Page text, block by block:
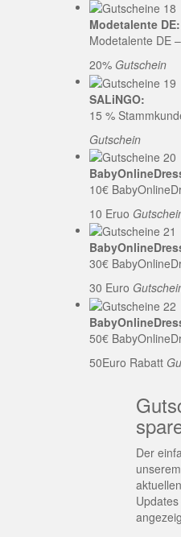
Modetalente DE:
Modetalente DE
20% Gutschein
SALiNGO:
15 %
Gutschein
10€
10 Eruo
30€
30 Euro
50€
50Euro Rabatt
Der